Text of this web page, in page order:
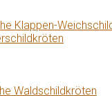
Klappen-
Waldschildkröten